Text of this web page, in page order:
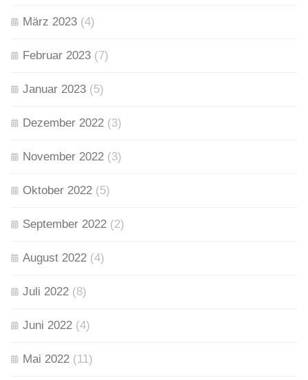
März 2023 (4)
Februar 2023 (7)
Januar 2023 (5)
Dezember 2022 (3)
November 2022 (3)
Oktober 2022 (5)
September 2022 (2)
August 2022 (4)
Juli 2022 (8)
Juni 2022 (4)
Mai 2022 (11)